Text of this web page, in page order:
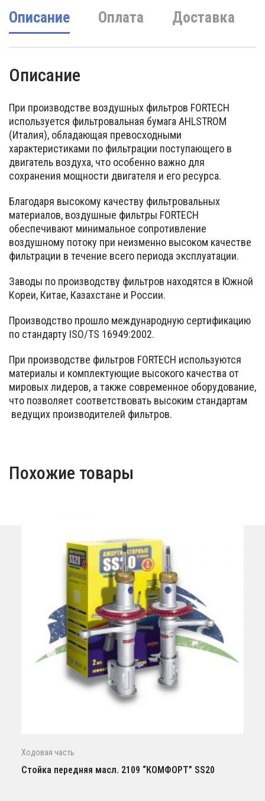
Описание Оплата Доставка
Описание
При производстве воздушных фильтров FORTECH
используется фильтровальная бумага AHLSTROM
(Италия), обладающая превосходными
характеристиками по фильтрации поступающего в
двигатель воздуха, что особенно важно для
сохранения мощности двигателя и его ресурса.
Благодаря высокому качеству фильтровальных
материалов, воздушные фильтры FORTECH
обеспечивают минимальное сопротивление
воздушному потоку при неизменно высоком качестве
фильтрации в течение всего периода эксплуатации.
Заводы по производству фильтров находятся в Южной
Кореи, Китае, Казахстане и России.
Производство прошло международную сертификацию
по стандарту ISO/TS 16949:2002.
При производстве фильтров FORTECH используются
материалы и комплектующие высокого качества от
мировых лидеров, а также современное оборудование,
что позволяет соответствовать высоким стандартам
ведущих производителей фильтров.
Похожие товары
Ходовая часть
Стойка передняя масл. 2109 “КОМФОРТ” SS20